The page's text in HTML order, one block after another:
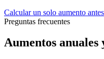
Calcular un solo aumento
Preguntas frecuentes
Aumentos